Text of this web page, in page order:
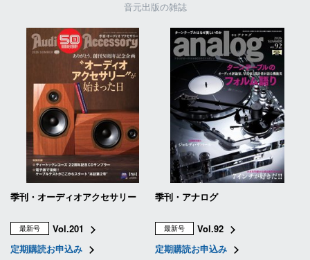
音元出版の雑誌
季刊・オーディオアクセサリー
最新号
Vol.201
定期購読お申込み
季刊・アナログ
最新号
Vol.92
定期購読お申込み